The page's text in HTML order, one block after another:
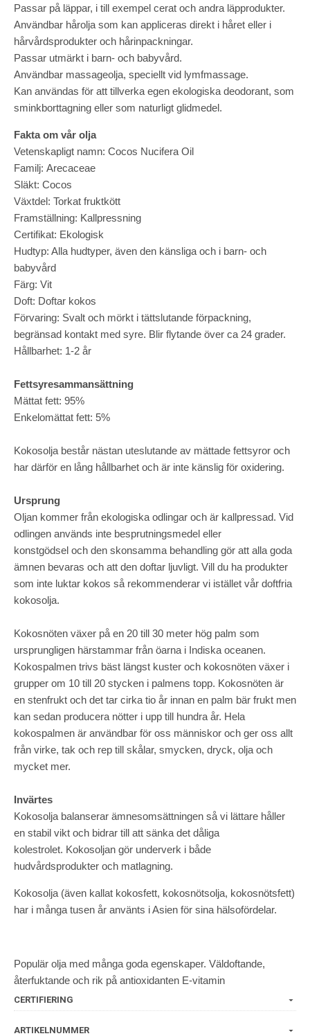
Passar på läppar, i till exempel cerat och andra läpprodukter.
Användbar hårolja som kan appliceras direkt i håret eller i
hårvårdsprodukter och hårinpackningar.
Passar utmärkt i barn- och babyvård.
Användbar massageolja, speciellt vid lymfmassage.
Kan användas för att tillverka egen ekologiska deodorant, som
sminkborttagning eller som naturligt glidmedel.
Fakta om vår olja
Vetenskapligt namn: Cocos Nucifera Oil
Familj: Arecaceae
Släkt: Cocos
Växtdel: Torkat fruktkött
Framställning: Kallpressning
Certifikat: Ekologisk
Hudtyp: Alla hudtyper, även den känsliga och i barn- och
babyvård
Färg: Vit
Doft: Doftar kokos
Förvaring: Svalt och mörkt i tättslutande förpackning,
begränsad kontakt med syre. Blir flytande över ca 24 grader.
Hållbarhet: 1-2 år
Fettsyresammansättning
Mättat fett: 95%
Enkelomättat fett: 5%
Kokosolja består nästan uteslutande av mättade fettsyror och
har därför en lång hållbarhet och är inte känslig för oxidering.
Ursprung
Oljan kommer från ekologiska odlingar och är kallpressad. Vid
odlingen används inte besprutningsmedel eller
konstgödsel och den skonsamma behandling gör att alla goda
ämnen bevaras och att den doftar ljuvligt. Vill du ha produkter
som inte luktar kokos så rekommenderar vi istället vår doftfria
kokosolja.
Kokosnöten växer på en 20 till 30 meter hög palm som
ursprungligen härstammar från öarna i Indiska oceanen.
Kokospalmen trivs bäst längst kuster och kokosnöten växer i
grupper om 10 till 20 stycken i palmens topp. Kokosnöten är
en stenfrukt och det tar cirka tio år innan en palm bär frukt men
kan sedan producera nötter i upp till hundra år. Hela
kokospalmen är användbar för oss människor och ger oss allt
från virke, tak och rep till skålar, smycken, dryck, olja och
mycket mer.
Invärtes
Kokosolja balanserar ämnesomsättningen så vi lättare håller
en stabil vikt och bidrar till att sänka det dåliga
kolestrolet. Kokosoljan gör underverk i både
hudvårdsprodukter och matlagning.
Kokosolja (även kallat kokosfett, kokosnötsolja, kokosnötsfett)
har i många tusen år använts i Asien för sina hälsofördelar.
Populär olja med många goda egenskaper. Väldoftande,
återfuktande och rik på antioxidanten E-vitamin
CERTIFIERING
ARTIKELNUMMER